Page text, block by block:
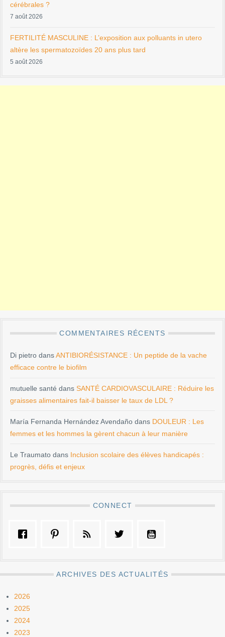
cérébrales ?
7 août 2026
FERTILITÉ MASCULINE : L’exposition aux polluants in utero
altère les spermatozoïdes 20 ans plus tard
5 août 2026
COMMENTAIRES RÉCENTS
Di pietro dansANTIBIORÉSISTANCE : Un peptide de la vache
efficace contre le biofilm
mutuelle santé dans SANTÉ CARDIOVASCULAIRE : Réduire les
graisses alimentaires fait-il baisser le taux de LDL ?
María Fernanda Hernández Avendaño dans DOULEUR : Les
femmes et les hommes la gèrent chacun à leur manière
Le Traumato dans Inclusion scolaire des élèves handicapés :
progrès, défis et enjeux
CONNECT
ARCHIVES DES ACTUALITÉS
2026
2025
2024
2023